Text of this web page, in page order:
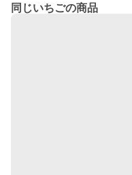
同じいちごの商品